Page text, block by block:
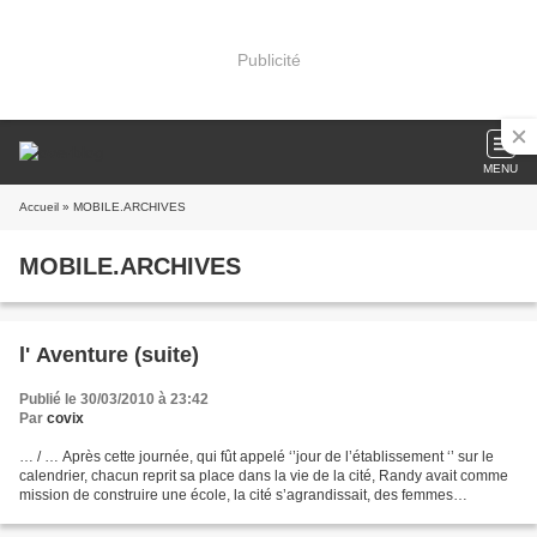
Publicité
MENU
Accueil » MOBILE.ARCHIVES
MOBILE.ARCHIVES
l' Aventure (suite)
Publié le 30/03/2010 à 23:42
Par covix
… / … Après cette journée, qui fût appelé ‘’jour de l’établissement ‘’ sur le
calendrier, chacun reprit sa place dans la vie de la cité, Randy avait comme
mission de construire une école, la cité s’agrandissait, des femmes